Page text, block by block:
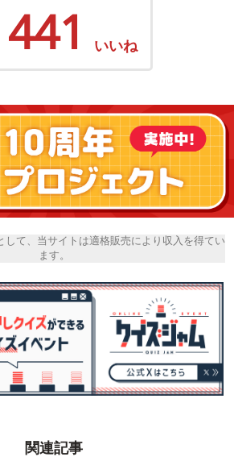
441 いいね
して、当サイトは適格販売により収入を得てい
ます。
関連記事